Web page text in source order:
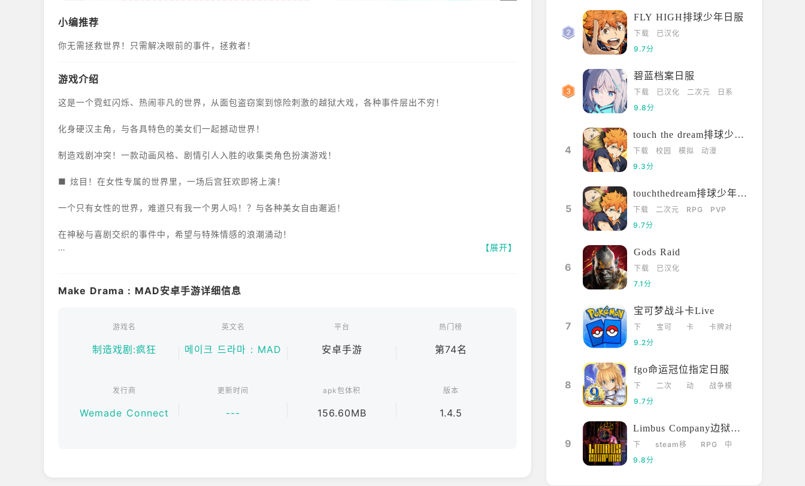
小编推荐
你无需拯救世界！只需解决眼前的事件，拯救者！
游戏介绍
这是一个霓虹闪烁、热闹非凡的世界，从面包盗窃案到惊险刺激的越狱大戏，各种事件层出不穷！
化身硬汉主角，与各具特色的美女们一起撼动世界！
制造戏剧冲突！一款动画风格、剧情引人入胜的收集类角色扮演游戏！
■ 炫目！在女性专属的世界里，一场后宫狂欢即将上演！
一个只有女性的世界，难道只有我一个男人吗！？与各种美女自由邂逅！
在神秘与喜剧交织的事件中，希望与特殊情感的浪潮涌动！
■ 混乱的收集！与各种美女共度浪漫时光！
侣，这种令人心跳加速的兴奋感令人难以抗拒！
【展开】
Make Drama : MAD安卓手游详细信息
游戏名
制造戏剧:疯狂
英文名
메이크 드라마 : MAD
平台
安卓手游
热门榜
第74名
发行商
Wemade Connect
更新时间
---
apk包体积
156.60MB
版本
1.4.5
FLY HIGH排球少年日服
下载
已汉化
9.7分
碧蓝档案日服
下载 已汉化 二次元
日系
9.8分
4
touch the dream排球少年韩服
下载 校园 模拟
动漫
9.3分
5
touchthedream排球少年日服
下载 二次元 RPG
PVP
9.7分
6
Gods Raid
下载
已汉化
7.1分
7
宝可梦战斗卡Live
下
载
宝可
卡
卡牌对
9.2分
8
fgo命运冠位指定日服
下
载
二次
动
战争模
9.7分
9
Limbus Company边狱巴士
下
载
steam移
RPG
中
9.8分